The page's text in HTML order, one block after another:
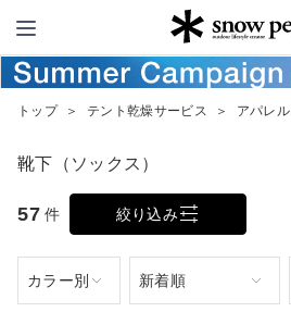
Snow Peak
トップ ＞ テント乾燥サービス ＞ アパレル
靴下（ソックス）
57 件 絞り込み